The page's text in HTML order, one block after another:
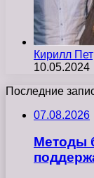
Кирилл
10.05.2024
Последние
07.08.2026
Методы